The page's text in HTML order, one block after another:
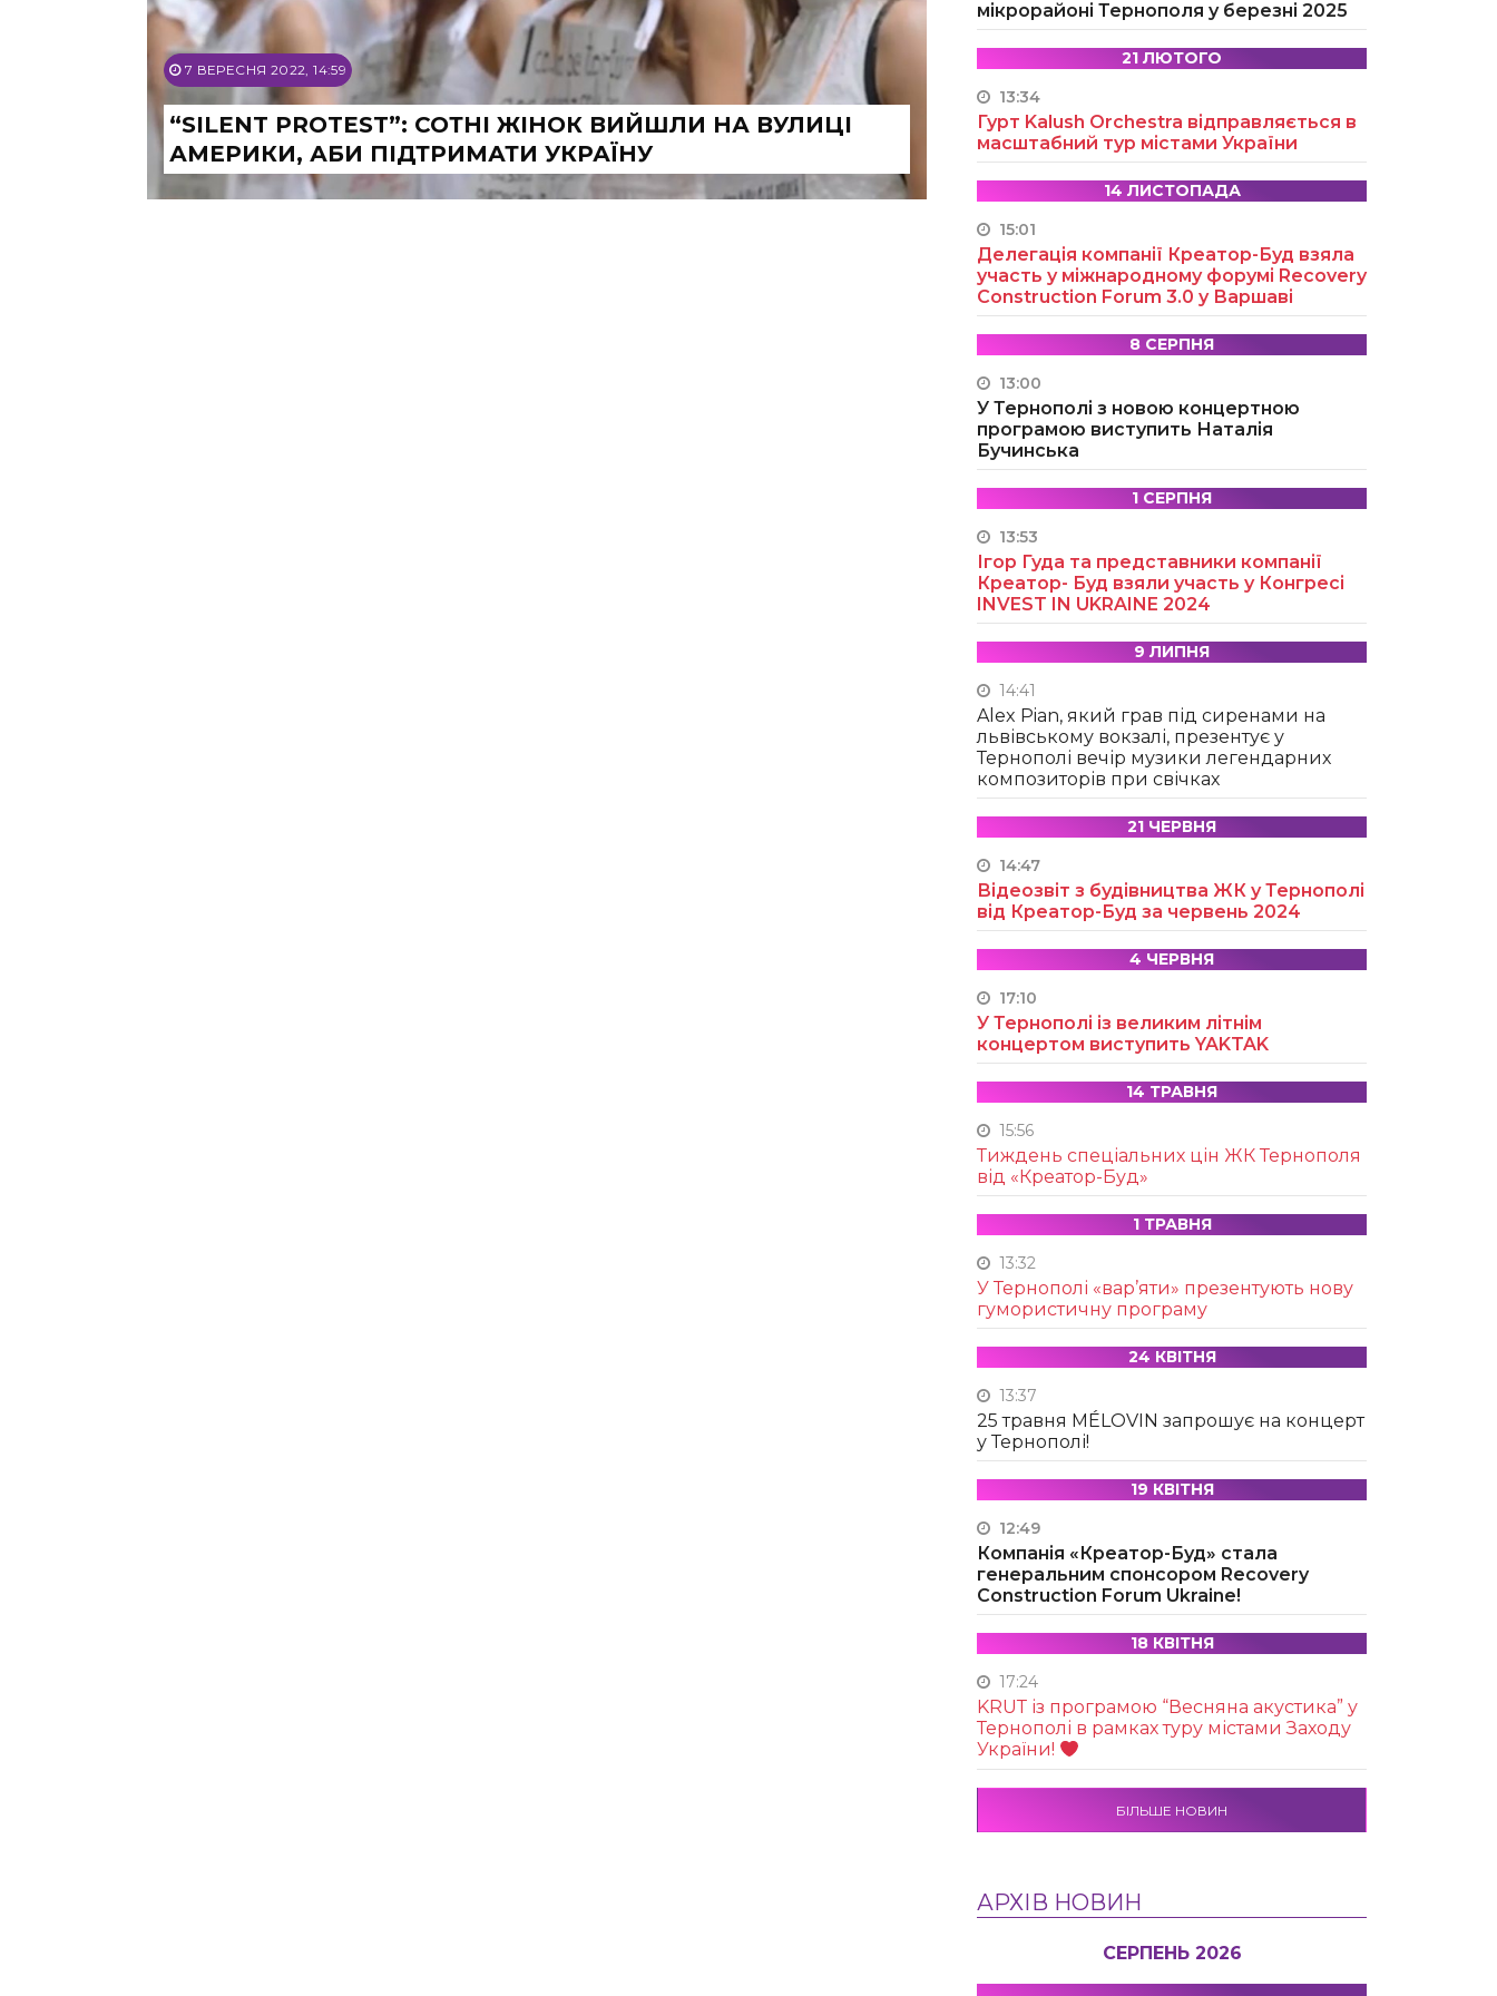
7 ВЕРЕСНЯ 2022, 14:59
“SILENT PROTEST”: СОТНІ ЖІНОК ВИЙШЛИ НА ВУЛИЦІ
АМЕРИКИ, АБИ ПІДТРИМАТИ УКРАЇНУ
мікрорайоні Тернополя у березні 2025
21 ЛЮТОГО
13:34
Гурт Kalush Orchestra відправляється в
масштабний тур містами України
14 ЛИСТОПАДА
15:01
Делегація компанії Креатор-Буд взяла
участь у міжнародному форумі Recovery
Construction Forum 3.0 у Варшаві
8 СЕРПНЯ
13:00
У Тернополі з новою концертною
програмою виступить Наталія
Бучинська
1 СЕРПНЯ
13:53
Ігор Гуда та представники компанії
Креатор- Буд взяли участь у Конгресі
INVEST IN UKRAINE 2024
9 ЛИПНЯ
14:41
Alex Pian, який грав під сиренами на
львівському вокзалі, презентує у
Тернополі вечір музики легендарних
композиторів при свічках
21 ЧЕРВНЯ
14:47
Відеозвіт з будівництва ЖК у Тернополі
від Креатор-Буд за червень 2024
4 ЧЕРВНЯ
17:10
У Тернополі із великим літнім
концертом виступить YAKTAK
14 ТРАВНЯ
15:56
Тиждень спеціальних цін ЖК Тернополя
від «Креатор-Буд»
1 ТРАВНЯ
13:32
У Тернополі «вар’яти» презентують нову
гумористичну програму
24 КВІТНЯ
13:37
25 травня MÉLOVIN запрошує на концерт
у Тернополі!
19 КВІТНЯ
12:49
Компанія «Креатор-Буд» стала
генеральним спонсором Recovery
Construction Forum Ukraine!
18 КВІТНЯ
17:24
KRUТ із програмою “Весняна акустика” у
Тернополі в рамках туру містами Заходу
України!
БІЛЬШЕ НОВИН
АРХІВ НОВИН
СЕРПЕНЬ 2026